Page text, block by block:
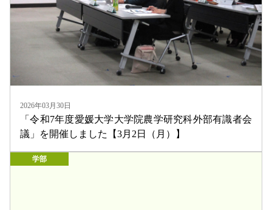
2026年03月30日
「令和7年度愛媛大学大学院農学研究科外部有識者会
議」を開催しました【3月2日（月）】
学部